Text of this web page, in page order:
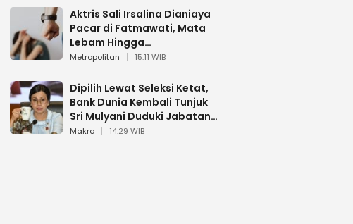
Aktris Sali Irsalina Dianiaya
Pacar di Fatmawati, Mata
Lebam Hingga
Diselamatkan Polantas
Metropolitan 15:11 WIB
Dipilih Lewat Seleksi Ketat,
Bank Dunia Kembali Tunjuk
Sri Mulyani Duduki Jabatan
Strategis
Makro 14:29 WIB